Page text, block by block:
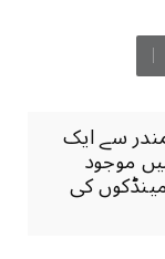
سے ایک
موجود
کی